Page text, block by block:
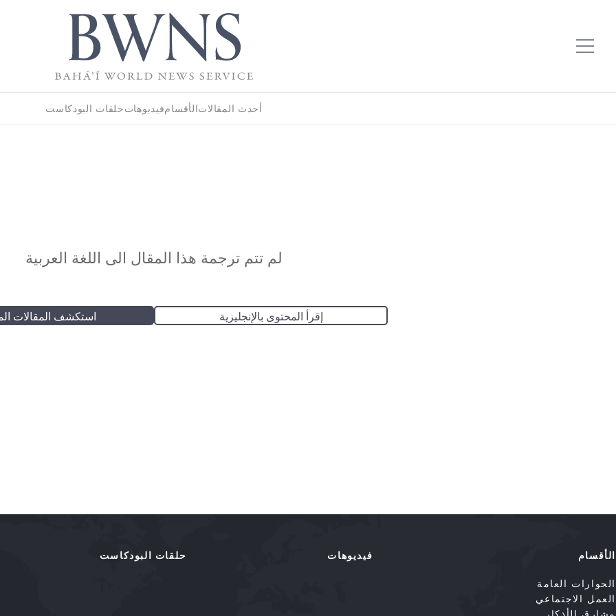
أحدث المقالاتالأقسامفيديوهاتحلقات البودكاست
لم تتم ترجمة هذا المقال الى اللغة العربية
إقرأ المحتوى بالإنجليزية استكشف المقالات
الأقسام
الحوارات العامة
العمل الاجتماعي
مشارق الأذكار
فيديوهات حلقات البودكاست